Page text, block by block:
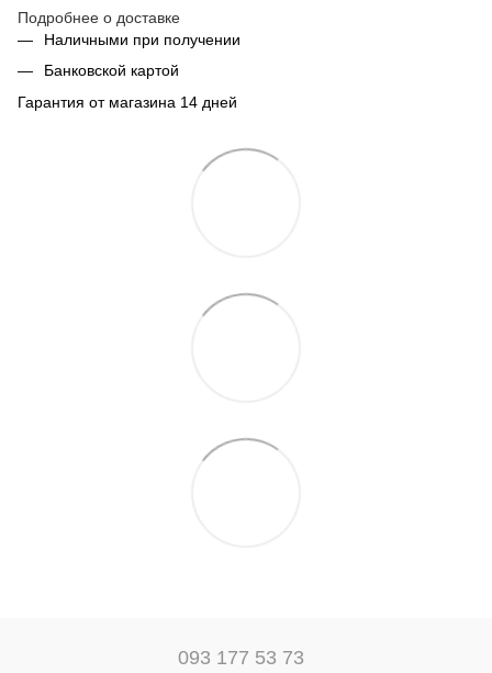
Подробнее о доставке
Наличными при получении
Банковской картой
Гарантия от магазина 14 дней
093 177 53 73